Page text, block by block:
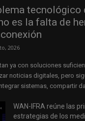
tecnológico
es la falta de
2026
ya con soluciones
noticias digitales, pero
sistemas, compartir
WAN-IFRA reúne las
estrategias de los